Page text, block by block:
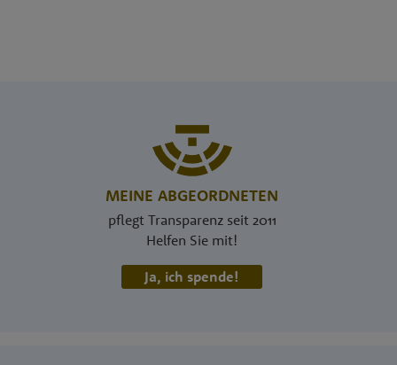
MEINE ABGEORDNETEN
pflegt Transparenz seit 2011
Helfen Sie mit!
Ja, ich spende!